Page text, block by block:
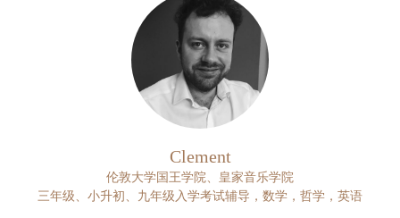
Clement
伦敦大学国王学院、皇家音乐学院
三年级、小升初、九年级入学考试辅导，数学，哲学，英语